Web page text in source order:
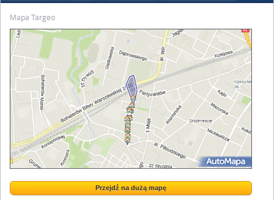
Mapa Targeo
Wstaw tę mapkę na swoją stronę
Przejdź na dużą mapę
Przejdź na dużą mapę